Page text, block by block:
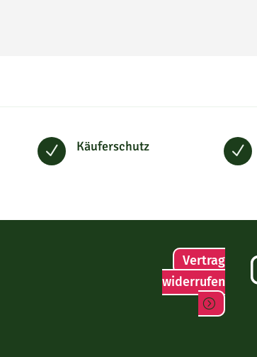
N Käuferschutz N
Vertrag
widerrufen